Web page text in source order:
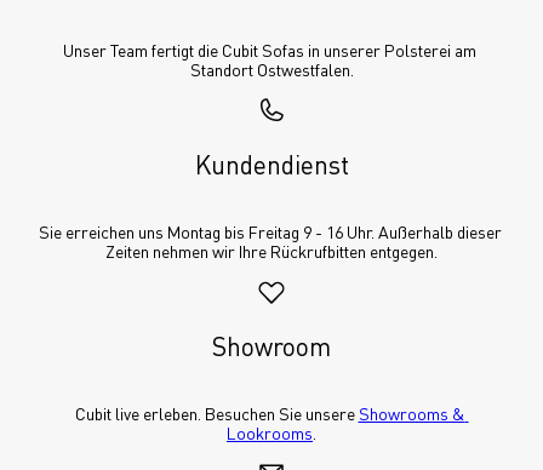
Unser Team fertigt die Cubit Sofas in unserer Polsterei am
Standort Ostwestfalen.
Kundendienst
Sie erreichen uns Montag bis Freitag 9 - 16 Uhr. Außerhalb dieser
Zeiten nehmen wir Ihre Rückrufbitten entgegen.
Showroom
Cubit live erleben. Besuchen Sie unsere Showrooms &
Lookrooms